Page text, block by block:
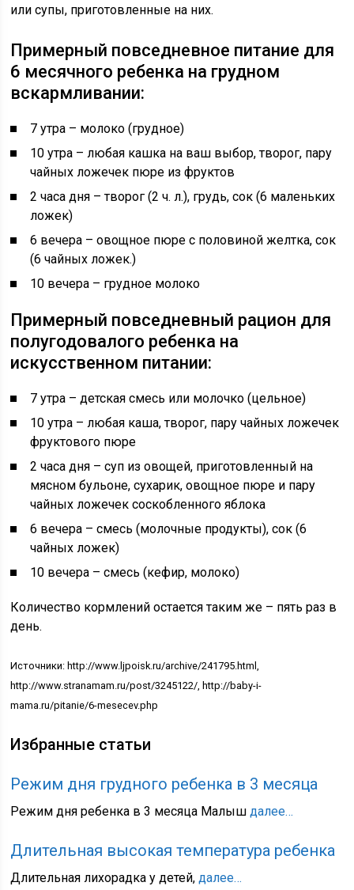
или супы, приготовленные на них.
Примерный повседневное питание для
6 месячного ребенка на грудном
вскармливании:
7 утра – молоко (грудное)
10 утра – любая кашка на ваш выбор, творог, пару
чайных ложечек пюре из фруктов
2 часа дня – творог (2 ч. л.), грудь, сок (6 маленьких
ложек)
6 вечера – овощное пюре с половиной желтка, сок
(6 чайных ложек.)
10 вечера – грудное молоко
Примерный повседневный рацион для
полугодовалого ребенка на
искусственном питании:
7 утра – детская смесь или молочко (цельное)
10 утра – любая каша, творог, пару чайных ложечек
фруктового пюре
2 часа дня – суп из овощей, приготовленный на
мясном бульоне, сухарик, овощное пюре и пару
чайных ложечек соскобленного яблока
6 вечера – смесь (молочные продукты), сок (6
чайных ложек)
10 вечера – смесь (кефир, молоко)
Количество кормлений остается таким же – пять раз в
день.
Источники: http://www.ljpoisk.ru/archive/241795.html,
http://www.stranamam.ru/post/3245122/, http://baby-i-
mama.ru/pitanie/6-mesecev.php
Избранные статьи
Режим дня грудного ребенка в 3 месяца
Режим дня ребенка в 3 месяца Малышдалее…
Длительная высокая температура ребенка
Длительная лихорадка у детей,далее…